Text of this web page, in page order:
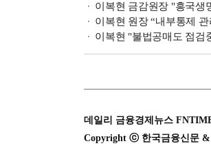
이복현 금감원장 "흥국생
이복현 원장 “내부통제
이복현 "불법공매도 점검
데일리 금융경제뉴스
Copyright ⓒ 한국금융신문 &